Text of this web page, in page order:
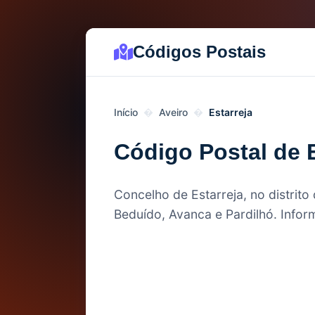
Códigos Postais
Início Aveiro Estarreja
Código Postal de
Concelho de Estarreja, no
Beduído, Avanca e Pardilhó.